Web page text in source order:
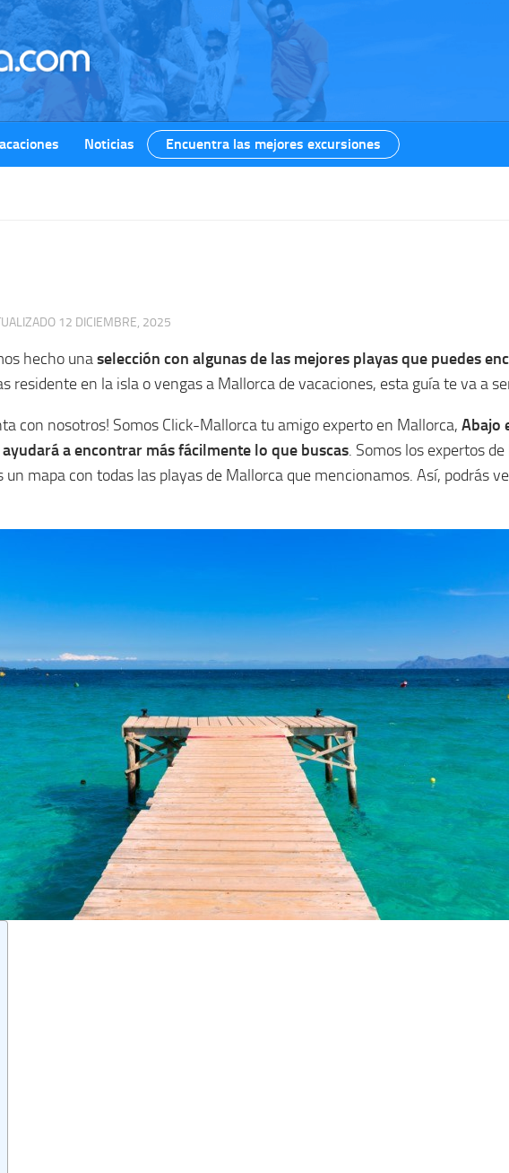
Noticias Encuentra las mejores excursiones
12 DICIEMBRE, 2025
hecho unaselección con algunas de las mejores playas que puedes
residente en la isla o vengas a Mallorca de vacaciones, esta guía te va a
con nosotros! Somos Click-Mallorca tu amigo experto en Mallorca, Abajo
a encontrar más fácilmente lo que buscas. Somos los expertos
mapa con todas las playas de Mallorca que mencionamos. Así, podrás